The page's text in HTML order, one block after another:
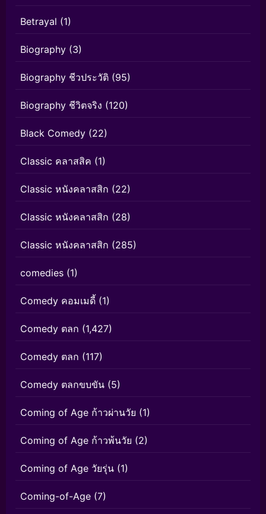
Betrayal (1)
Biography (3)
Biography ชีวประวัติ (95)
Biography ชีวิตจริง (120)
Black Comedy (22)
Classic คลาสสิค (1)
Classic หนังคลาสสิก (22)
Classic หนังคลาสสิก (28)
Classic หนังคลาสสิก (285)
comedies (1)
Comedy คอมเมดี้ (1)
Comedy ตลก (1,427)
Comedy ตลก (117)
Comedy ตลกขบขัน (5)
Coming of Age ก้าวผ่านวัย (1)
Coming of Age ก้าวพ้นวัย (2)
Coming of Age วัยรุ่น (1)
Coming-of-Age (7)